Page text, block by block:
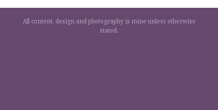
All content, design and photography is mine unless otherwise
stated.